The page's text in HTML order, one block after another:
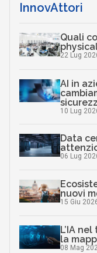
InnovAttori
Quali
22 Lug
AI in
10 Lug
Data
06 Lug
nuovi
15 Giu
L’IA
la
08 Mag